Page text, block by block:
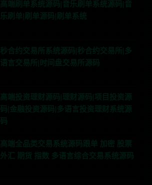
高端刷单系统源码|音乐刷单系统源码|音
乐刷单|刷单源码|刷单系统
秒合约交易所系统源码|秒合约交易所|多
语言交易所|时间盘交易所源码
高端投资理财源码|理财源码|项目投资源
码|金融投资源码|多语言投资理财系统源
码
高端全品类交易系统源码跟单 加密 股票
外汇 期货 指数 多语言综合交易系统源码